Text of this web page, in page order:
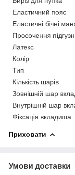
Еластичний пояс
Еластичні бічні
Просочення
Латекс
Колір
Тип
Кількість шарів
Зовнішній шар
Внутрішній шар
Фіксація вкладиша
Приховати
Умови доставки